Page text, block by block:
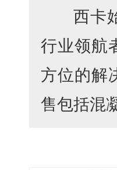
西卡
行业领航
方位的解
售包括混